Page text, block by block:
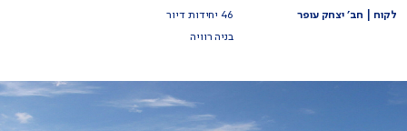
לקוח | חב' יצחק עופר
46 יחידות דיור
בניה רוויה